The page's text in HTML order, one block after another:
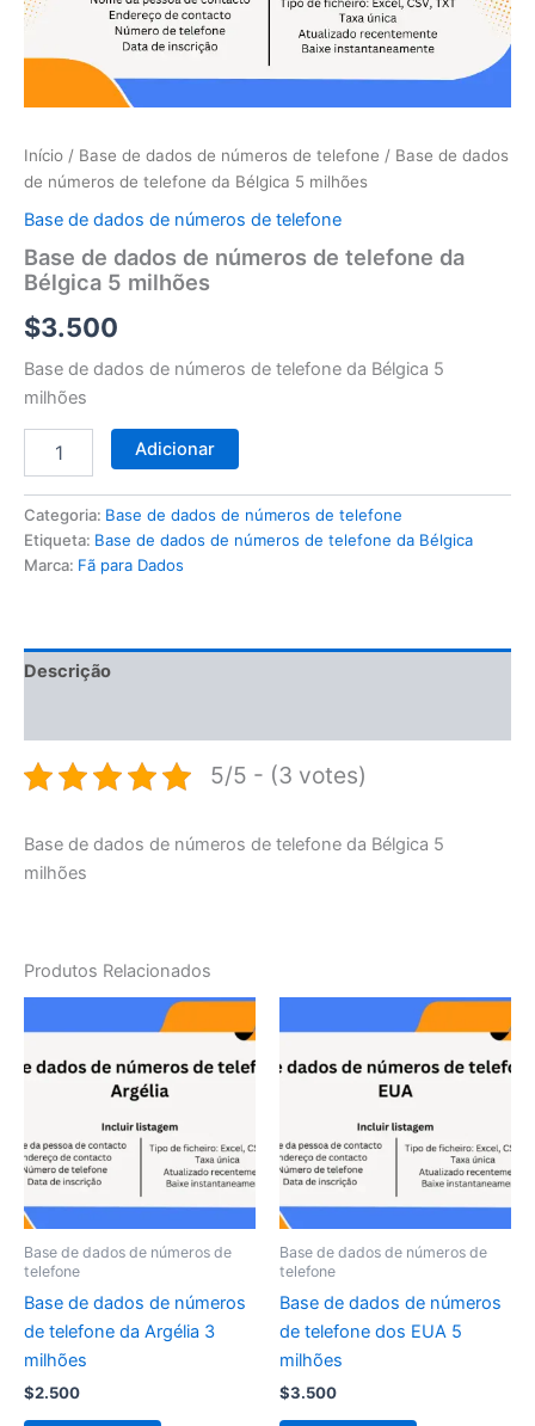
Início / Base de dados de números de telefone / Base de dados
de números de telefone da Bélgica 5 milhões
Base de dados de números de telefone
Base de dados de números de telefone da
Bélgica 5 milhões
$3.500
Base de dados de números de telefone da Bélgica 5
milhões
telefone
da
Bélgica
milhões
Adicionar
Categoria: Base de dados de números de telefone
Etiqueta: Base de dados de números de telefone da Bélgica
Marca: Fã para Dados
Descrição
5/5 - (3 votes)
Base de dados de números de telefone da Bélgica 5
milhões
Produtos Relacionados
Base de dados de números de
telefone
Base de dados de números
de telefone da Argélia 3
milhões
$2.500
Base de dados de números de
telefone
Base de dados de números
de telefone dos EUA 5
milhões
$3.500